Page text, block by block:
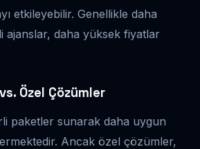
etkileyebilir. Genellikle daha
ajanslar, daha yüksek fiyatlar
Özel Çözümler
paketler sunarak daha uygun
Ancak özel çözümler,